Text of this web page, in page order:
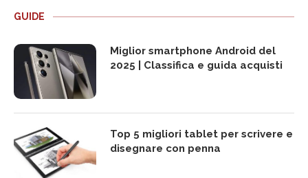
GUIDE
Miglior smartphone Android del
2025 | Classifica e guida acquisti
Top 5 migliori tablet per scrivere e
disegnare con penna